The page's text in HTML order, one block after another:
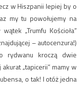
w Hiszpanii lepiej by o
my tu powołujemy na
„Trumfu Kościoła”
– autocenzura!)
rydwanu kroczą dwie
„tapicerii” mamy w
o tak! I otóż jedna